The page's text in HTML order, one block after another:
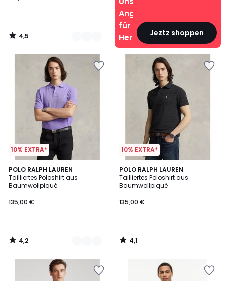
4,5
/
Angebote
für
Herren
Jeztz shoppen
10% EXTRA*
POLO RALPH LAUREN
Tailliertes Poloshirt aus
Baumwollpiqué
135,00 €
4,2
/ 5
5
Farben
4,2
/
10% EXTRA*
POLO RALPH LAUREN
Tailliertes Poloshirt aus
Baumwollpiqué
135,00 €
4,1
/ 5
4,1
/